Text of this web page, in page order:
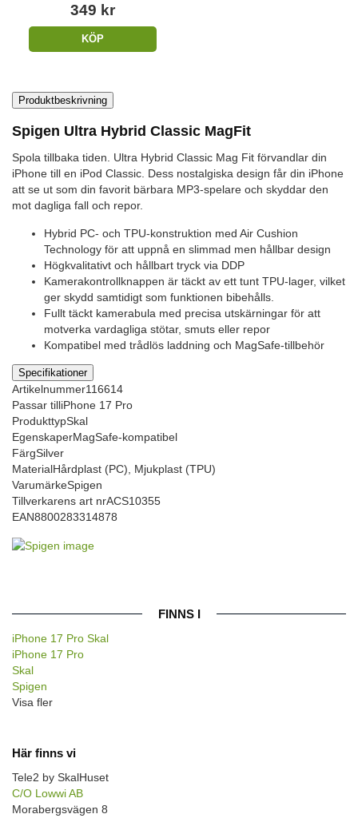
349 kr
KÖP
Produktbeskrivning
Spigen Ultra Hybrid Classic MagFit
Spola tillbaka tiden. Ultra Hybrid Classic Mag Fit förvandlar din
iPhone till en iPod Classic. Dess nostalgiska design får din iPhone
att se ut som din favorit bärbara MP3-spelare och skyddar den
mot dagliga fall och repor.
Hybrid PC- och TPU-konstruktion med Air Cushion
Technology för att uppnå en slimmad men hållbar design
Högkvalitativt och hållbart tryck via DDP
Kamerakontrollknappen är täckt av ett tunt TPU-lager, vilket
ger skydd samtidigt som funktionen bibehålls.
Fullt täckt kamerabula med precisa utskärningar för att
motverka vardagliga stötar, smuts eller repor
Kompatibel med trådlös laddning och MagSafe-tillbehör
Specifikationer
Artikelnummer116614
Passar tilliPhone 17 Pro
ProdukttypSkal
EgenskaperMagSafe-kompatibel
FärgSilver
MaterialHårdplast (PC), Mjukplast (TPU)
VarumärkeSpigen
Tillverkarens art nrACS10355
EAN8800283314878
FINNS I
iPhone 17 Pro Skal
iPhone 17 Pro
Skal
Spigen
Visa fler
Här finns vi
Tele2 by SkalHuset
C/O Lowwi AB
Morabergsvägen 8